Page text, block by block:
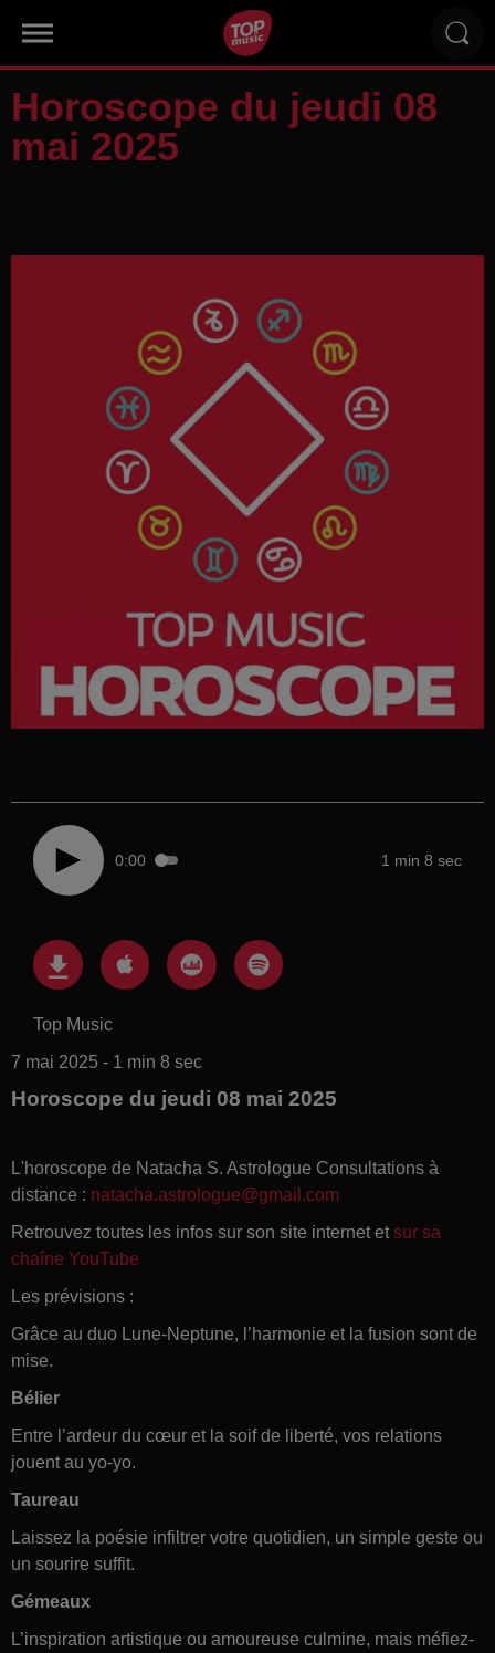
Horoscope du jeudi 08
mai 2025
0:00 1 min 8 sec
Top Music
7 mai 2025 - 1 min 8 sec
Horoscope du jeudi 08 mai 2025
L'horoscope de Natacha S. Astrologue Consultations à
distance : natacha.astrologue@gmail.com
Retrouvez toutes les infos sur son site internet et sur sa
chaîne YouTube
Les prévisions :
Grâce au duo Lune-Neptune, l’harmonie et la fusion sont de
mise.
Bélier
Entre l’ardeur du cœur et la soif de liberté, vos relations
jouent au yo-yo.
Taureau
Laissez la poésie infiltrer votre quotidien, un simple geste ou
un sourire suffit.
Gémeaux
L’inspiration artistique ou amoureuse culmine, mais méfiez-